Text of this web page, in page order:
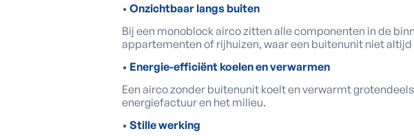
• Onzichtbaar langs buiten
Bij een monoblock airco zitten alle componenten in de
appartementen of rijhuizen, waar een buitenunit niet
• Energie-efficiënt koelen en verwarmen
Een airco zonder buitenunit koelt en verwarmt
energiefactuur en het milieu.
• Stille werking